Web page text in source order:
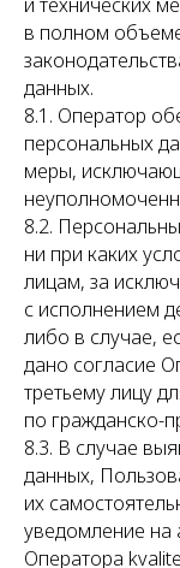
в полном
данных.
8.1. Оператор
персональных
меры,
8.2.
ни при каких
лицам, за
с исполнением
либо в случае,
дано согласие
третьему лицу
по гражданско-
8.3. В случае
данных,
их
уведомление на
Оператора